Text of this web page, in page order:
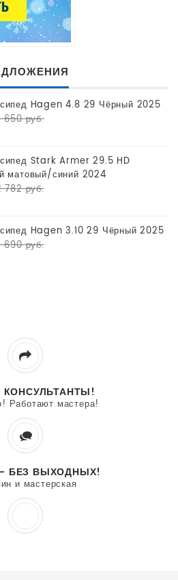
Hagen 4.8 29 Чёрный 2025
650 руб.
Stark Armer 29.5 HD
матовый/синий 2024
782 руб.
Hagen 3.10 29 Чёрный 2025
690 руб.
Работают мастера!
БЕЗ ВЫХОДНЫХ!
и мастерская